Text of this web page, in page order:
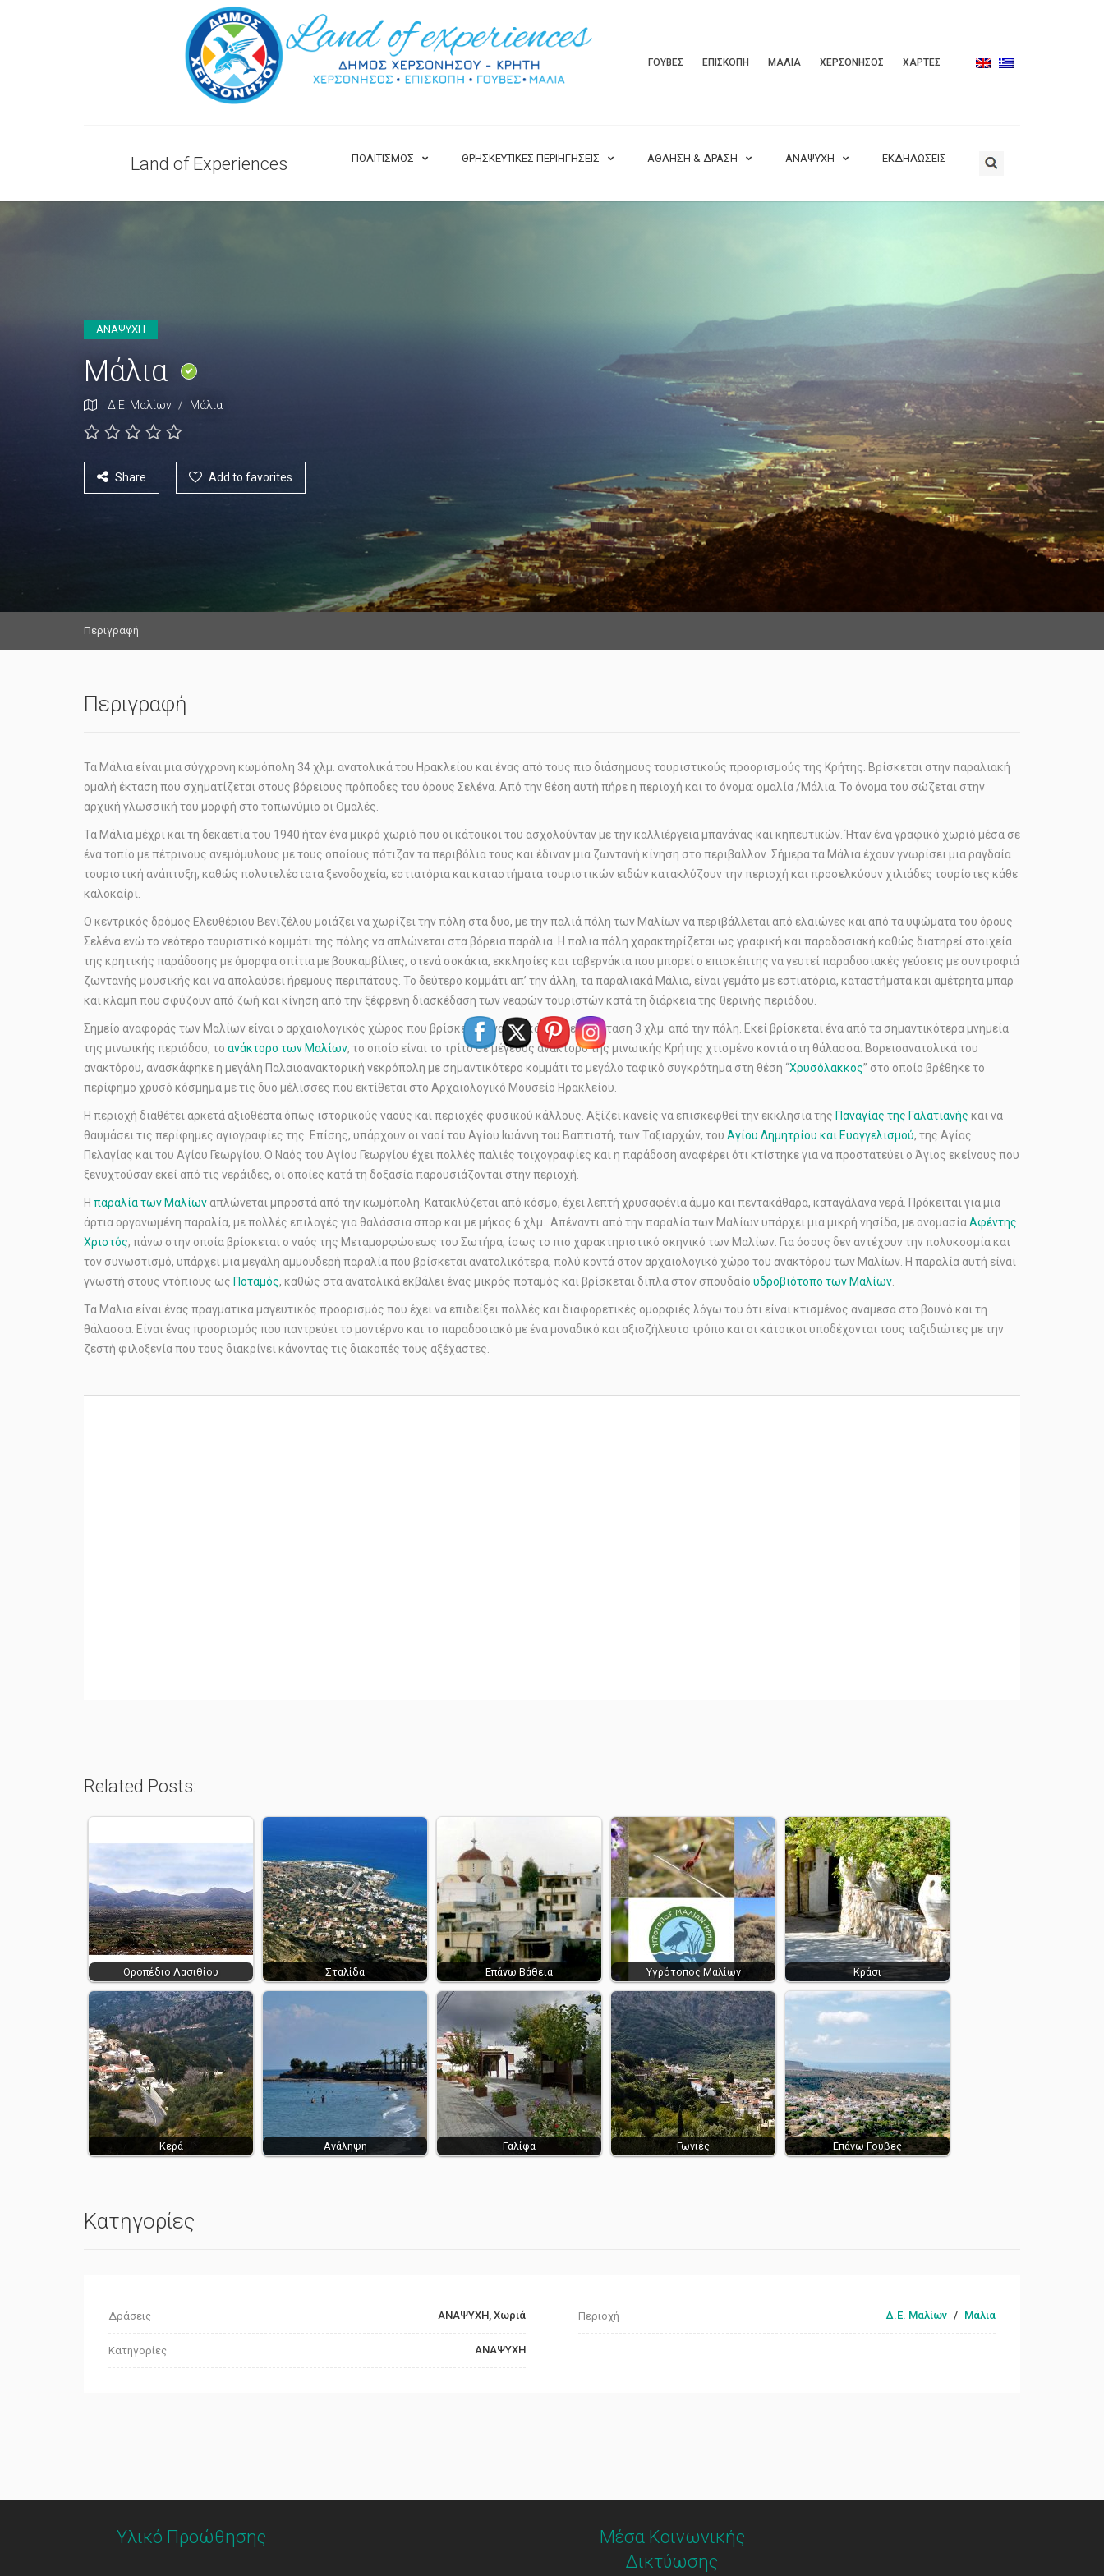
ΓΟΥΒΕΣ ΕΠΙΣΚΟΠΗ ΜΑΛΙΑ ΧΕΡΣΟΝΗΣΟΣ ΧΑΡΤΕΣ
Land of Experiences ΠΟΛΙΤΙΣΜΟΣ ΘΡΗΣΚΕΥΤΙΚΕΣ ΠΕΡΙΗΓΗΣΕΙΣ ΑΘΛΗΣΗ & ΔΡΑΣΗ ΑΝΑΨΥΧΗ ΕΚΔΗΛΩΣΕΙΣ
ΑΝΑΨΥΧΗ
Μάλια
Δ.Ε. Μαλίων / Μάλια
Share Add to favorites
Περιγραφή
Περιγραφή
Τα Μάλια είναι μια σύγχρονη κωμόπολη 34 χλμ. ανατολικά του Ηρακλείου και ένας από τους πιο διάσημους τουριστικούς προορισμούς της Κρήτης. Βρίσκεται στην παραλιακή
ομαλή έκταση που σχηματίζεται στους βόρειους πρόποδες του όρους Σελένα. Από την θέση αυτή πήρε η περιοχή και το όνομα: ομαλία /Μάλια. Το όνομα του σώζεται στην
αρχική γλωσσική του μορφή στο τοπωνύμιο οι Ομαλές.
Τα Μάλια μέχρι και τη δεκαετία του 1940 ήταν ένα μικρό χωριό που οι κάτοικοι του ασχολούνταν με την καλλιέργεια μπανάνας και κηπευτικών. Ήταν ένα γραφικό χωριό μέσα σε
ένα τοπίο με πέτρινους ανεμόμυλους με τους οποίους πότιζαν τα περιβόλια τους και έδιναν μια ζωντανή κίνηση στο περιβάλλον. Σήμερα τα Μάλια έχουν γνωρίσει μια ραγδαία
τουριστική ανάπτυξη, καθώς πολυτελέστατα ξενοδοχεία, εστιατόρια και καταστήματα τουριστικών ειδών κατακλύζουν την περιοχή και προσελκύουν χιλιάδες τουρίστες κάθε
καλοκαίρι.
Ο κεντρικός δρόμος Ελευθέριου Βενιζέλου μοιάζει να χωρίζει την πόλη στα δυο, με την παλιά πόλη των Μαλίων να περιβάλλεται από ελαιώνες και από τα υψώματα του όρους
Σελένα ενώ το νεότερο τουριστικό κομμάτι της πόλης να απλώνεται στα βόρεια παράλια. Η παλιά πόλη χαρακτηρίζεται ως γραφική και παραδοσιακή καθώς διατηρεί στοιχεία
της κρητικής παράδοσης με όμορφα σπίτια με βουκαμβίλιες, στενά σοκάκια, εκκλησίες και ταβερνάκια που μπορεί ο επισκέπτης να γευτεί παραδοσιακές γεύσεις με συντροφιά
ζωντανής μουσικής και να απολαύσει ήρεμους περιπάτους. Το δεύτερο κομμάτι απ’ την άλλη, τα παραλιακά Μάλια, είναι γεμάτο με εστιατόρια, καταστήματα και αμέτρητα μπαρ
και κλαμπ που σφύζουν από ζωή και κίνηση από την ξέφρενη διασκέδαση των νεαρών τουριστών κατά τη διάρκεια της θερινής περιόδου.
Σημείο αναφοράς των Μαλίων είναι ο αρχαιολογικός χώρος που βρίσκεται ανατολικά και σε απόσταση 3 χλμ. από την πόλη. Εκεί βρίσκεται ένα από τα σημαντικότερα μνημεία
της μινωικής περιόδου, το ανάκτορο των Μαλίων, το οποίο είναι το τρίτο σε μέγεθος ανάκτορο της μινωικής Κρήτης χτισμένο κοντά στη θάλασσα. Βορειοανατολικά του
ανακτόρου, ανασκάφηκε η μεγάλη Παλαιοανακτορική νεκρόπολη με σημαντικότερο κομμάτι το μεγάλο ταφικό συγκρότημα στη θέση “Χρυσόλακκος” στο οποίο βρέθηκε το
περίφημο χρυσό κόσμημα με τις δυο μέλισσες που εκτίθεται στο Αρχαιολογικό Μουσείο Ηρακλείου.
Η περιοχή διαθέτει αρκετά αξιοθέατα όπως ιστορικούς ναούς και περιοχές φυσικού κάλλους. Αξίζει κανείς να επισκεφθεί την εκκλησία της Παναγίας της Γαλατιανής και να
θαυμάσει τις περίφημες αγιογραφίες της. Επίσης, υπάρχουν οι ναοί του Αγίου Ιωάννη του Βαπτιστή, των Ταξιαρχών, του Αγίου Δημητρίου και Ευαγγελισμού, της Αγίας
Πελαγίας και του Αγίου Γεωργίου. Ο Ναός του Αγίου Γεωργίου έχει πολλές παλιές τοιχογραφίες και η παράδοση αναφέρει ότι κτίστηκε για να προστατεύει ο Άγιος εκείνους που
ξενυχτούσαν εκεί από τις νεράιδες, οι οποίες κατά τη δοξασία παρουσιάζονται στην περιοχή.
Η παραλία των Μαλίων απλώνεται μπροστά από την κωμόπολη. Κατακλύζεται από κόσμο, έχει λεπτή χρυσαφένια άμμο και πεντακάθαρα, καταγάλανα νερά. Πρόκειται για μια
άρτια οργανωμένη παραλία, με πολλές επιλογές για θαλάσσια σπορ και με μήκος 6 χλμ.. Απέναντι από την παραλία των Μαλίων υπάρχει μια μικρή νησίδα, με ονομασίαΑφέντης
Χριστός, πάνω στην οποία βρίσκεται ο ναός της Μεταμορφώσεως του Σωτήρα, ίσως το πιο χαρακτηριστικό σκηνικό των Μαλίων. Για όσους δεν αντέχουν την πολυκοσμία και
τον συνωστισμό, υπάρχει μια μεγάλη αμμουδερή παραλία που βρίσκεται ανατολικότερα, πολύ κοντά στον αρχαιολογικό χώρο του ανακτόρου των Μαλίων. Η παραλία αυτή είναι
γνωστή στους ντόπιους ως Ποταμός, καθώς στα ανατολικά εκβάλει ένας μικρός ποταμός και βρίσκεται δίπλα στον σπουδαίο υδροβιότοπο των Μαλίων
Τα Μάλια είναι ένας πραγματικά μαγευτικός προορισμός που έχει να επιδείξει πολλές και διαφορετικές ομορφιές λόγω του ότι είναι κτισμένος ανάμεσα στο βουνό και τη
θάλασσα. Είναι ένας προορισμός που παντρεύει το μοντέρνο και το παραδοσιακό με ένα μοναδικό και αξιοζήλευτο τρόπο και οι κάτοικοι υποδέχονται τους ταξιδιώτες με την
ζεστή φιλοξενία που τους διακρίνει κάνοντας τις διακοπές τους αξέχαστες.
Related Posts:
Οροπέδιο Λασιθίου Σταλίδα Επάνω Βάθεια Υγρότοπος Μαλίων Κράσι
Κερά Ανάληψη Γαλίφα Γωνιές Επάνω Γούβες
Κατηγορίες
Δράσεις ΑΝΑΨΥΧΗ, Χωριά Περιοχή Δ.Ε. Μαλίων / Μάλια
Κατηγορίες ΑΝΑΨΥΧΗ
Υλικό Προώθησης
Μέσα Κοινωνικής
Δικτύωσης